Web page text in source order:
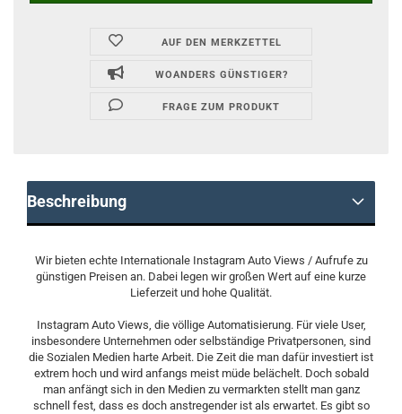
AUF DEN MERKZETTEL
WOANDERS GÜNSTIGER?
FRAGE ZUM PRODUKT
Beschreibung
Wir bieten echte Internationale Instagram Auto Views / Aufrufe zu
günstigen Preisen an. Dabei legen wir großen Wert auf eine kurze
Lieferzeit und hohe Qualität.
Instagram Auto Views, die völlige Automatisierung. Für viele User,
insbesondere Unternehmen oder selbständige Privatpersonen, sind
die Sozialen Medien harte Arbeit. Die Zeit die man dafür investiert ist
extrem hoch und wird anfangs meist müde belächelt. Doch sobald
man anfängt sich in den Medien zu vermarkten stellt man ganz
schnell fest, dass es doch anstregender ist als erwartet. Es gibt so